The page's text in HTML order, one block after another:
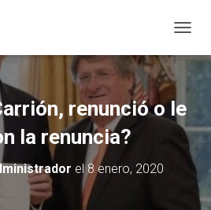
renunció o le
la renuncia?
el8 enero, 2020